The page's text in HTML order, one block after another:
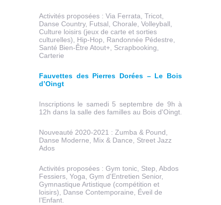
Activités proposées : Via Ferrata, Tricot,
Danse Country, Futsal, Chorale, Volleyball,
Culture loisirs (jeux de carte et sorties
culturelles), Hip-Hop, Randonnée Pédestre,
Santé Bien-Être Atout+, Scrapbooking,
Carterie
Fauvettes des Pierres Dorées – Le Bois
d’Oingt
Inscriptions le samedi 5 septembre de 9h à
12h dans la salle des familles au Bois d'Oingt.
Nouveauté 2020-2021 : Zumba & Pound,
Danse Moderne, Mix & Dance, Street Jazz
Ados
Activités proposées : Gym tonic, Step, Abdos
Fessiers, Yoga, Gym d'Entretien Senior,
Gymnastique Artistique (compétition et
loisirs), Danse Contemporaine, Éveil de
l’Enfant.